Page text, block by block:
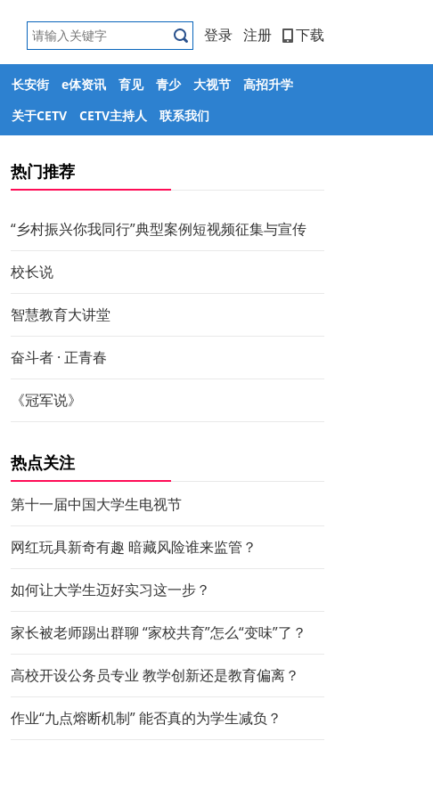
登录 注册 下载
长安街 e体资讯 育见 青少 大视节
高招升学
关于CETV CETV主持人 联系我们
热门推荐
“乡村振兴你我同行”典型案例短视频征集与宣传
校长说
智慧教育大讲堂
奋斗者 · 正青春
《冠军说》
热点关注
第十一届中国大学生电视节
网红玩具新奇有趣 暗藏风险谁来监管？
如何让大学生迈好实习这一步？
家长被老师踢出群聊 “家校共育”怎么“变味”了？
高校开设公务员专业 教学创新还是教育偏离？
作业“九点熔断机制” 能否真的为学生减负？